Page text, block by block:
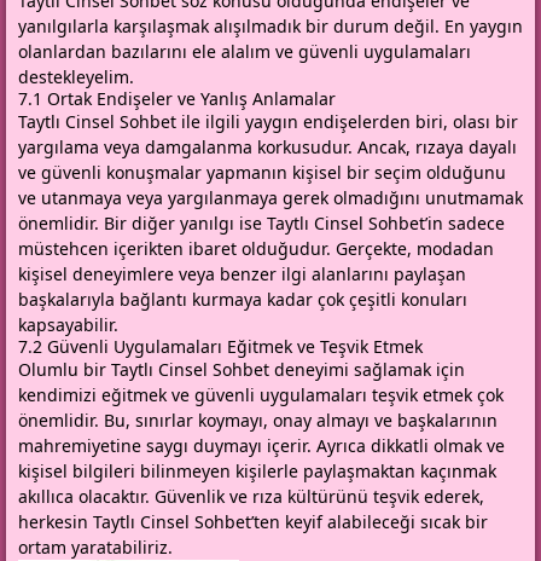
yanılgılarla karşılaşmak alışılmadık bir durum değil. En yaygın
olanlardan bazılarını ele alalım ve güvenli uygulamaları
destekleyelim.
7.1 Ortak Endişeler ve Yanlış Anlamalar
Taytlı Cinsel Sohbet ile ilgili yaygın endişelerden biri, olası bir
yargılama veya damgalanma korkusudur. Ancak, rızaya dayalı
ve güvenli konuşmalar yapmanın kişisel bir seçim olduğunu
ve utanmaya veya yargılanmaya gerek olmadığını unutmamak
önemlidir. Bir diğer yanılgı ise Taytlı Cinsel Sohbet’in sadece
müstehcen içerikten ibaret olduğudur. Gerçekte, modadan
kişisel deneyimlere veya benzer ilgi alanlarını paylaşan
başkalarıyla bağlantı kurmaya kadar çok çeşitli konuları
kapsayabilir.
7.2 Güvenli Uygulamaları Eğitmek ve Teşvik Etmek
Olumlu bir Taytlı Cinsel Sohbet deneyimi sağlamak için
kendimizi eğitmek ve güvenli uygulamaları teşvik etmek çok
önemlidir. Bu, sınırlar koymayı, onay almayı ve başkalarının
mahremiyetine saygı duymayı içerir. Ayrıca dikkatli olmak ve
kişisel bilgileri bilinmeyen kişilerle paylaşmaktan kaçınmak
akıllıca olacaktır. Güvenlik ve rıza kültürünü teşvik ederek,
herkesin Taytlı Cinsel Sohbet’ten keyif alabileceği sıcak bir
ortam yaratabiliriz.